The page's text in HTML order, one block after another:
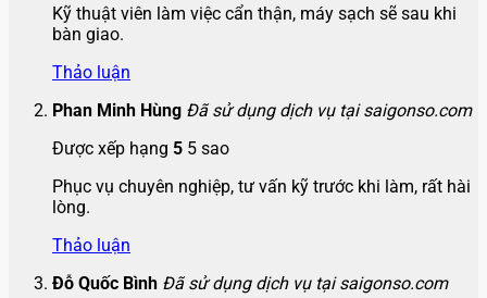
Kỹ thuật viên làm việc cẩn thận, máy sạch sẽ sau khi
bàn giao.
Thảo luận
Phan Minh Hùng Đã sử dụng dịch vụ tại saigonso.com
Được xếp hạng 5 5 sao
Phục vụ chuyên nghiệp, tư vấn kỹ trước khi làm, rất hài
lòng.
Thảo luận
Đỗ Quốc Bình Đã sử dụng dịch vụ tại saigonso.com